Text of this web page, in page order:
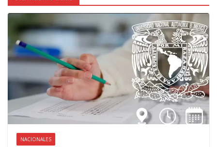
NACIONALES